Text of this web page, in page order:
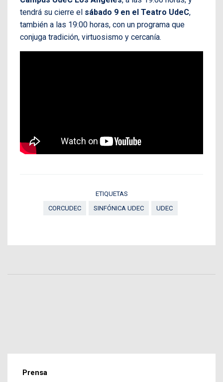
tendrá su cierre el sábado 9 en el Teatro UdeC,
también a las 19:00 horas, con un programa que
conjuga tradición, virtuosismo y cercanía.
ETIQUETAS
CORCUDEC
SINFÓNICA UDEC UDEC
Prensa